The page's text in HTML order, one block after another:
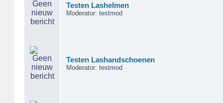
Testen Lashelmen
Moderator:testmod
Testen Lashandschoenen
Moderator:testmod